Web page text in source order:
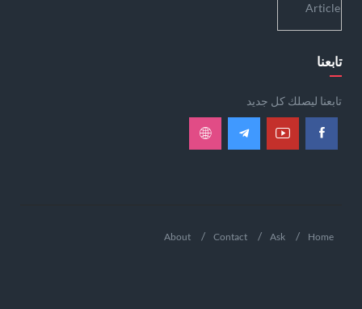
تابعنا
تابعنا ليصلك كل جديد
Home
Ask
Contact
About